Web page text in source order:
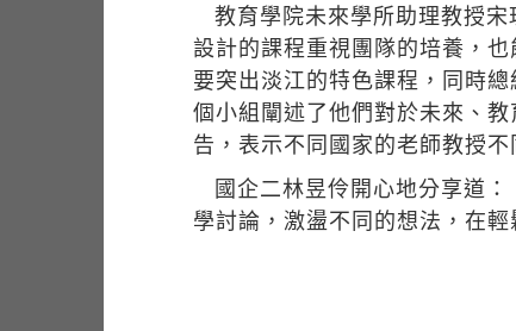
教育學院未來學所助理教授
設計的課程重視團隊的培養，
要突出淡江的特色課程，同時
個小組闡述了他們對於未來、
告，表示不同國家的老師教授
國企二林昱伶開心地分享道
學討論，激盪不同的想法，在